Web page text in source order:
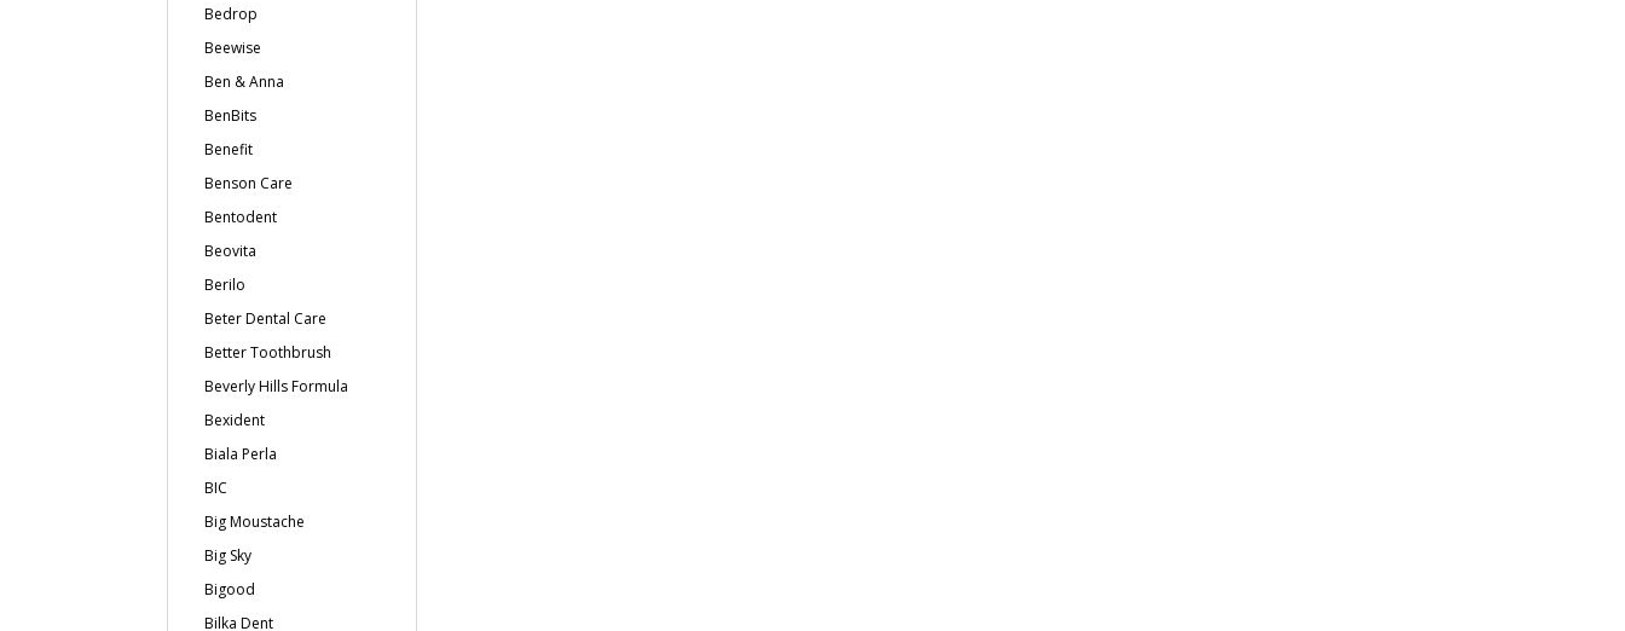
Bedrop
Beewise
Ben & Anna
BenBits
Benefit
Benson Care
Bentodent
Beovita
Berilo
Beter Dental Care
Better Toothbrush
Beverly Hills Formula
Bexident
Biala Perla
BIC
Big Moustache
Big Sky
Bigood
Bilka Dent